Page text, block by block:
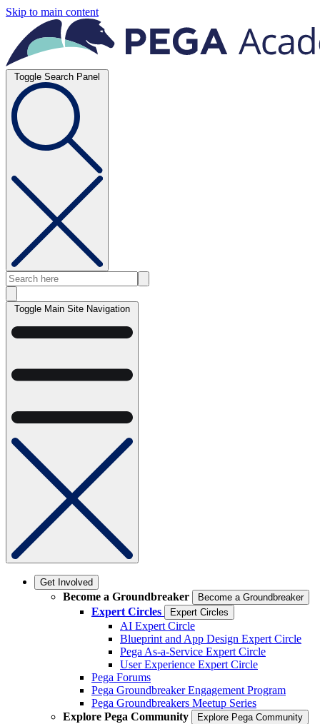
Skip to main content
Toggle Search Panel
Toggle Main Site Navigation
Get Involved
Become a Groundbreaker Become a Groundbreaker
Expert Circles Expert Circles
AI Expert Circle
Blueprint and App Design Expert Circle
Pega As-a-Service Expert Circle
User Experience Expert Circle
Pega Forums
Pega Groundbreaker Engagement Program
Pega Groundbreakers Meetup Series
Explore Pega Community
Explore Pega Community